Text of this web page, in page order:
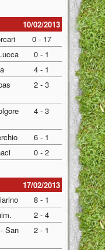
10/02/2013
0 - 17
0 - 1
4 - 1
2 - 3
4 - 3
6 - 1
0 - 2
17/02/2013
8 - 1
2 - 4
San
2 - 1